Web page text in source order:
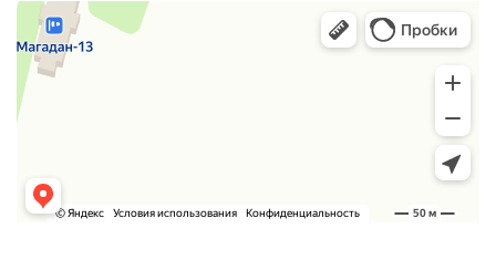
Мемориал, посвящённый подвигу личного состава 1-й перегоночной
Краснознамённой авиадивизии ГВФ воздушной трассы Аляска-Сибирь
Алсиб
Памятник, мемориал в Магадане